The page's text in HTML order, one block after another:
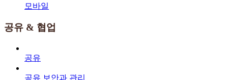
모바일
공유 & 협업
공유
공유 보안과 관리